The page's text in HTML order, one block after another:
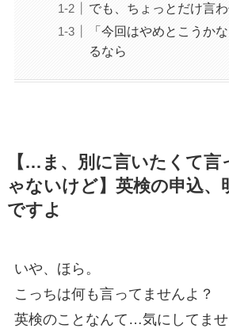
でも、ちょっとだけ言
「今回はやめとこうか
るなら
【…ま、別に言いたくて言
ゃないけど】英検の申込、
ですよ
いや、ほら。
こっちは何も言ってませんよ？
英検のことなんて…気にしてませ